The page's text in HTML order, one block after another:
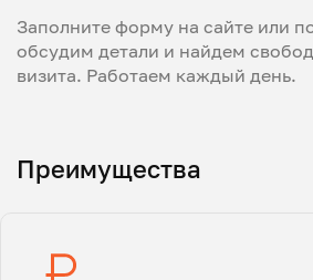
Заполните форму на сайте или
обсудим детали и найдем
визита. Работаем каждый день.
Преимущества